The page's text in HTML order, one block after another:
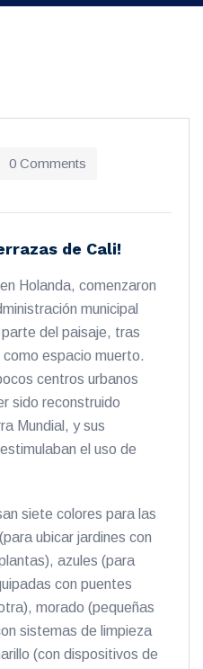
0 Comments
de Cali!
Holanda, comenzaron
municipal
del paisaje, tras
espacio muerto.
centros urbanos
sido reconstruido
Mundial, y sus
el uso de
siete colores para las
ubicar jardines con
azules (para
con puentes
morado (pequeñas
sistemas de limpieza
(con dispositivos de